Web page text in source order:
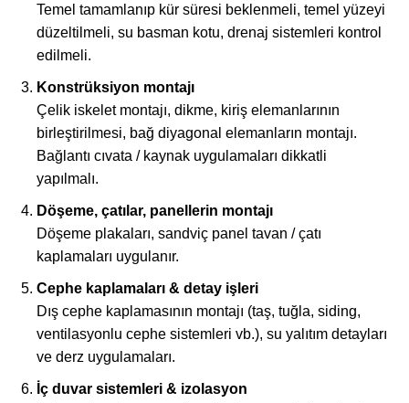
Temel tamamlanıp kür süresi beklenmeli, temel yüzeyi
düzeltilmeli, su basman kotu, drenaj sistemleri kontrol
edilmeli.
Konstrüksiyon montajı
Çelik iskelet montajı, dikme, kiriş elemanlarının
birleştirilmesi, bağ diyagonal elemanların montajı.
Bağlantı cıvata / kaynak uygulamaları dikkatli
yapılmalı.
Döşeme, çatılar, panellerin montajı
Döşeme plakaları, sandviç panel tavan / çatı
kaplamaları uygulanır.
Cephe kaplamaları & detay işleri
Dış cephe kaplamasının montajı (taş, tuğla, siding,
ventilasyonlu cephe sistemleri vb.), su yalıtım detayları
ve derz uygulamaları.
İç duvar sistemleri & izolasyon